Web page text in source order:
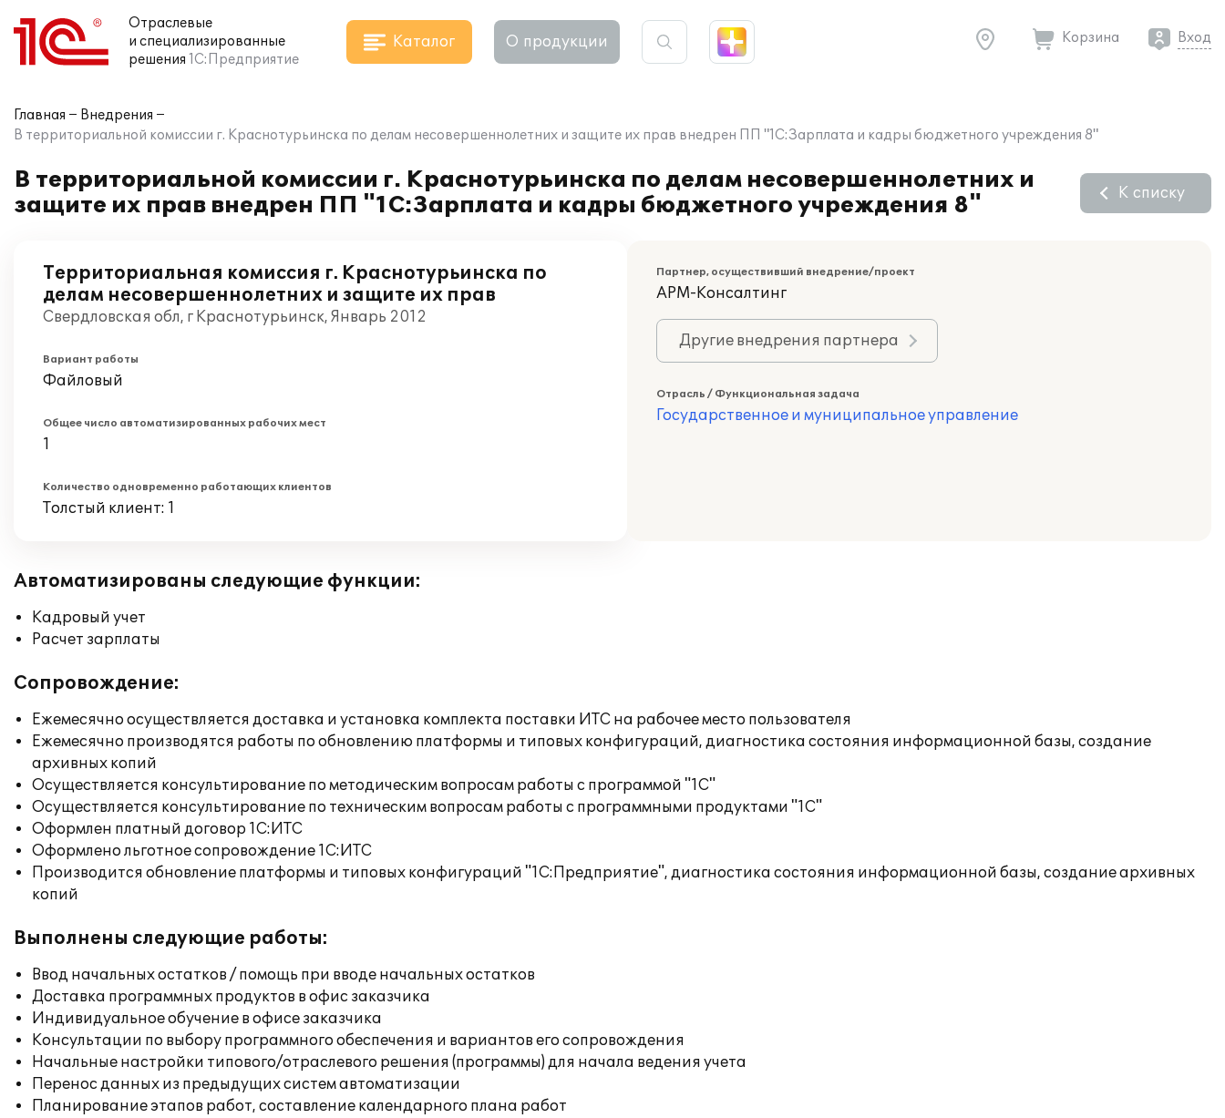
Отраслевые
и специализированные
решения 1С:Предприятие
Каталог О продукции Корзина Вход
Главная
Внедрения
В территориальной комиссии г. Краснотурьинска по делам несовершеннолетних и защите их прав внедрен ПП "1C:Зарплата и кадры бюджетного учреждения 8"
В территориальной комиссии г. Краснотурьинска по делам несовершеннолетних и
защите их прав внедрен ПП "1C:Зарплата и кадры бюджетного учреждения 8"
К списку
Территориальная комиссия г. Краснотурьинска по
делам несовершеннолетних и защите их прав
Свердловская обл, г Краснотурьинск, Январь 2012
Вариант работы
Файловый
Общее число автоматизированных рабочих мест
1
Количество одновременно работающих клиентов
Толстый клиент: 1
Партнер, осуществивший внедрение/проект
АРМ-Консалтинг
Другие внедрения партнера
Отрасль / Функциональная задача
Государственное и муниципальное управление
Автоматизированы следующие функции:
Кадровый учет
Расчет зарплаты
Сопровождение:
Ежемесячно осуществляется доставка и установка комплекта поставки ИТС на рабочее место пользователя
Ежемесячно производятся работы по обновлению платформы и типовых конфигураций, диагностика состояния информационной базы, создание
архивных копий
Осуществляется консультирование по методическим вопросам работы с программой "1С"
Осуществляется консультирование по техническим вопросам работы с программными продуктами "1С"
Оформлен платный договор 1С:ИТС
Оформлено льготное сопровождение 1С:ИТС
Производится обновление платформы и типовых конфигураций "1С:Предприятие", диагностика состояния информационной базы, создание архивных
копий
Выполнены следующие работы:
Ввод начальных остатков / помощь при вводе начальных остатков
Доставка программных продуктов в офис заказчика
Индивидуальное обучение в офисе заказчика
Консультации по выбору программного обеспечения и вариантов его сопровождения
Начальные настройки типового/отраслевого решения (программы) для начала ведения учета
Перенос данных из предыдущих систем автоматизации
Планирование этапов работ, составление календарного плана работ